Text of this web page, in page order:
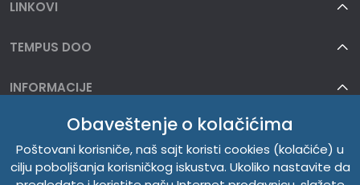
LINKOVI
TEMPUS DOO
INFORMACIJE
Obaveštenje o kolačićima
Poštovani korisniče, naš sajt koristi cookies (kolačiće) u
cilju poboljšanja korisničkog iskustva. Ukoliko nastavite da